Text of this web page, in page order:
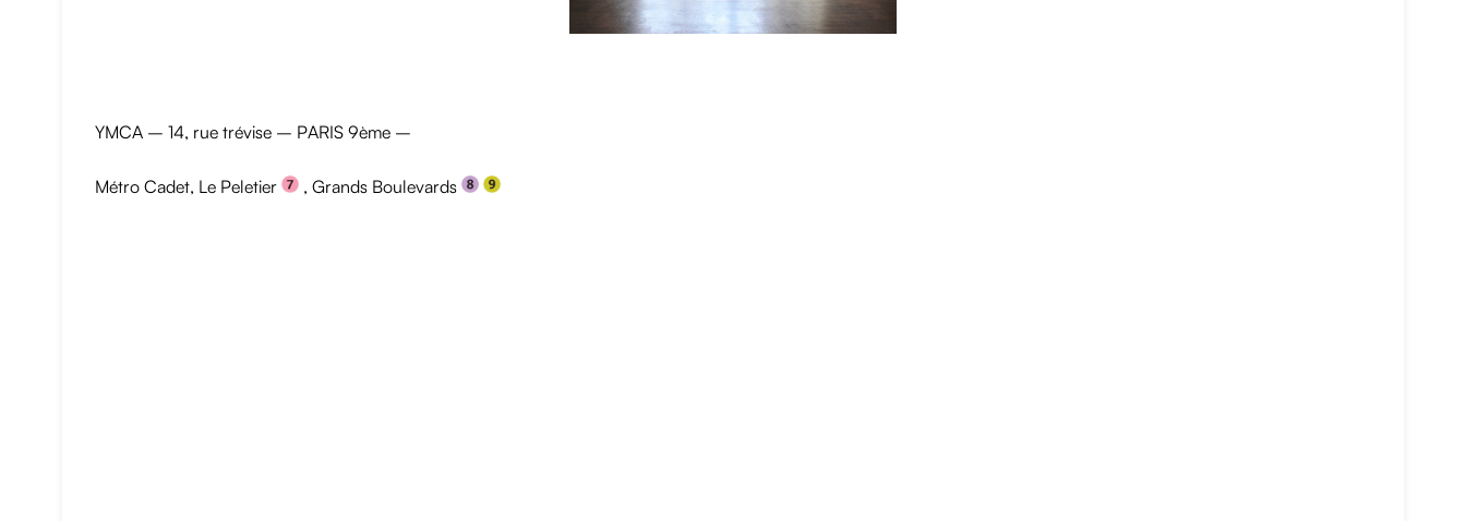
YMCA – 14, rue trévise – PARIS 9ème –
Métro Cadet, Le Peletier , Grands Boulevards